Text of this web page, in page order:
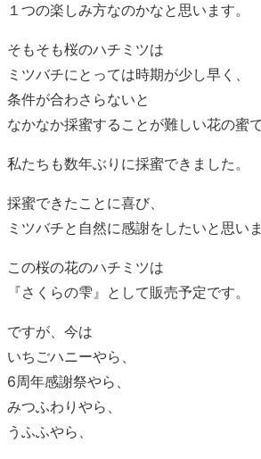
１つの楽しみ方なのかなと思います。
そもそも桜のハチミツは
ミツバチにとっては時期が少し早く、
条件が合わさらないと
なかなか採蜜することが難しい花の蜜で
私たちも数年ぶりに採蜜できました。
採蜜できたことに喜び、
ミツバチと自然に感謝をしたいと思いま
この桜の花のハチミツは
『さくらの雫』として販売予定です。
ですが、今は
いちごハニーやら、
6周年感謝祭やら、
みつふわりやら、
うふふやら、